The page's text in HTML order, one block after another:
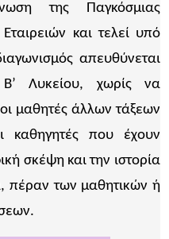
της Παγκόσμιας
και τελεί υπό
απευθύνεται
Λυκείου, χωρίς να
μαθητές άλλων τάξεων
καθηγητές που έχουν
σκέψη και την ιστορία
πέραν των μαθητικών ή